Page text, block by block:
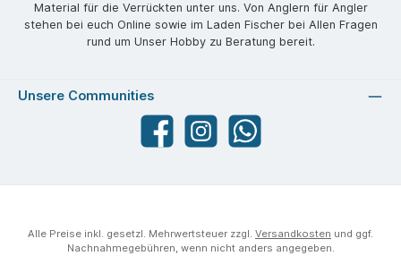
Material für die Verrückten unter uns. Von Anglern für Angler
stehen bei euch Online sowie im Laden Fischer bei Allen Fragen
rund um Unser Hobby zu Beratung bereit.
Unsere Communities
Facebook angelparadiesstraubing
WhatsApp
Alle Preise inkl. gesetzl. Mehrwertsteuer zzgl. Versandkosten und ggf.
Nachnahmegebühren, wenn nicht anders angegeben.